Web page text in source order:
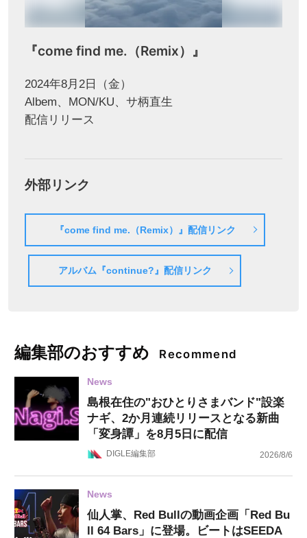
『come find me.（Remix）』
2024年8月2日（金）
Albem、MON/KU、サ柄直生
配信リリース
外部リンク
『come find me.（Remix）』配信リンク
アルバム『continue?』配信リンク
編集部のおすすめ Recommend
News
島根在住の"おひとりさまバンド"設楽
ナギ、2か月連続リリースとなる新曲
「変身譚」を8月5日に配信
DIGLE編集部 2026/8/6
News
仙人掌、Red Bullの動画企画「Red Bu
ll 64 Bars」に登場。ビートはSEEDA